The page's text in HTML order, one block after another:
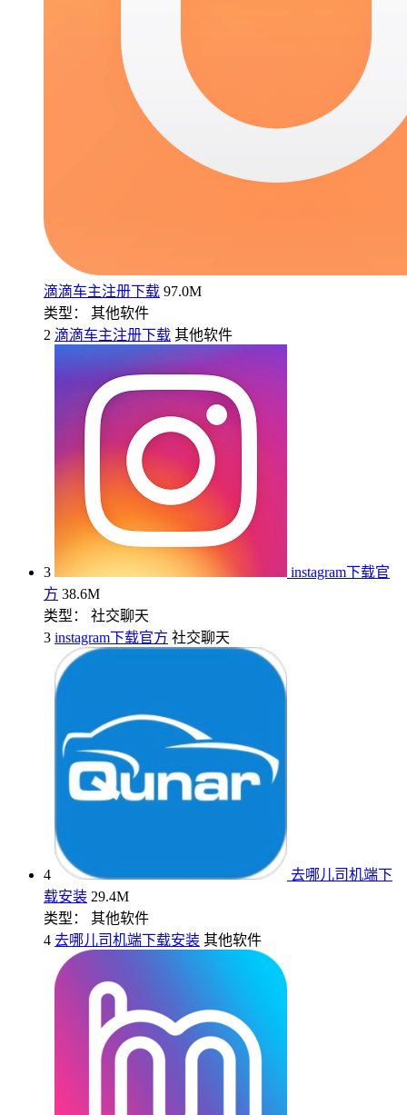
滴滴车主注册下载 97.0M
类型： 其他软件
2 滴滴车主注册下载 其他软件
3
instagram下载官
方 38.6M
类型： 社交聊天
3 instagram下载官方 社交聊天
4
去哪儿司机端下
载安装 29.4M
类型： 其他软件
4 去哪儿司机端下载安装 其他软件